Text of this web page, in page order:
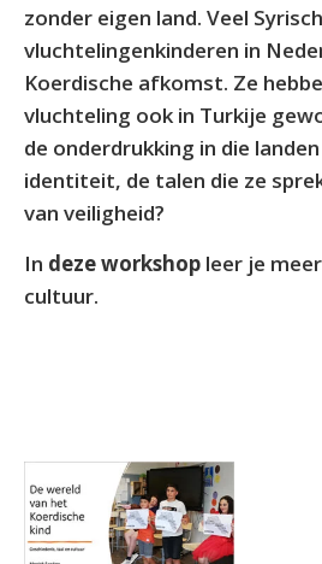
zonder eigen land. Veel
vluchtelingenkinderen in
Koerdische afkomst. Ze
vluchteling ook in Turkije
de onderdrukking in die
identiteit, de talen die ze
van veiligheid?
In deze workshop leer je
cultuur.